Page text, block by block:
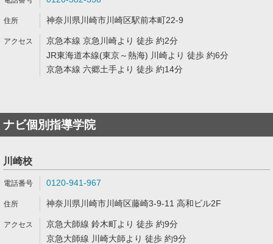
神奈川県川崎市川崎区駅前本町22-9
京急本線 京急川崎より 徒歩 約2分
JR東海道本線(東京～熱海) 川崎より 徒歩 約6分
京急本線 六郷土手より 徒歩 約14分
ナビ個別指導学院
川崎校
0120-941-967
神奈川県川崎市川崎区藤崎3-9-11 高和ビル2F
京急大師線 鈴木町より 徒歩 約9分
京急大師線 川崎大師より 徒歩 約9分